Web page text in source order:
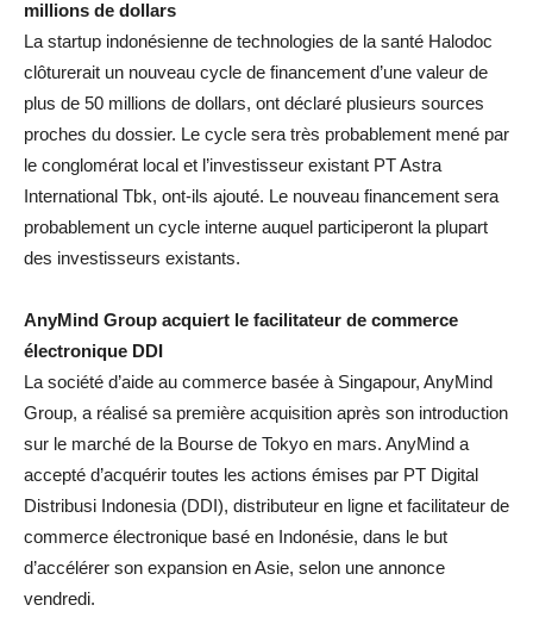
millions de dollars
La startup indonésienne de technologies de la santé Halodoc
clôturerait un nouveau cycle de financement d’une valeur de
plus de 50 millions de dollars, ont déclaré plusieurs sources
proches du dossier. Le cycle sera très probablement mené par
le conglomérat local et l’investisseur existant PT Astra
International Tbk, ont-ils ajouté. Le nouveau financement sera
probablement un cycle interne auquel participeront la plupart
des investisseurs existants.
AnyMind Group acquiert le facilitateur de commerce
électronique DDI
La société d’aide au commerce basée à Singapour, AnyMind
Group, a réalisé sa première acquisition après son introduction
sur le marché de la Bourse de Tokyo en mars. AnyMind a
accepté d’acquérir toutes les actions émises par PT Digital
Distribusi Indonesia (DDI), distributeur en ligne et facilitateur de
commerce électronique basé en Indonésie, dans le but
d’accélérer son expansion en Asie, selon une annonce
vendredi.